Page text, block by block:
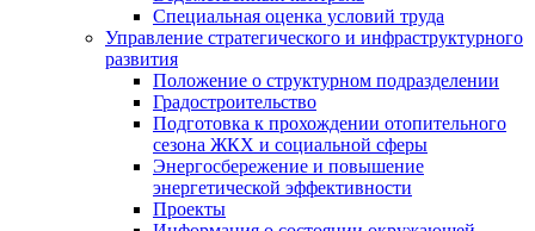
Специальная оценка условий труда
Управление стратегического и инфраструктурного
развития
Положение о структурном подразделении
Градостроительство
Подготовка к прохождении отопительного
сезона ЖКХ и социальной сферы
Энергосбережение и повышение
энергетической эффективности
Проекты